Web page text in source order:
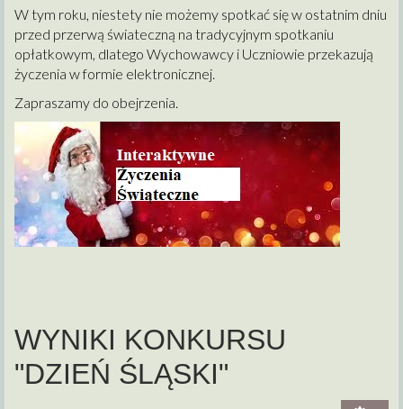
W tym roku, niestety nie możemy spotkać się w ostatnim dniu
przed przerwą świateczną na tradycyjnym spotkaniu
opłatkowym, dlatego Wychowawcy i Uczniowie przekazują
życzenia w formie elektronicznej.
Zapraszamy do obejrzenia.
WYNIKI KONKURSU
"DZIEŃ ŚLĄSKI"